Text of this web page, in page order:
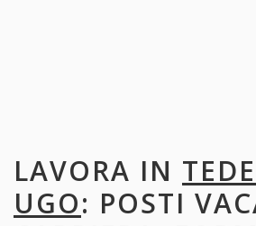
LAVORA IN
UGO: POSTI